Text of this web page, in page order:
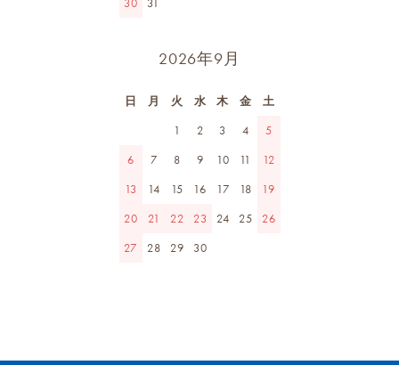
30 31
2026年9月
日 月 火 水 木 金
土
1
2 3 4
5
6
7 8 9 10 11
12
13
14 15 16 17 18
19
20
21 22 23 24 25
26
27
28 29 30